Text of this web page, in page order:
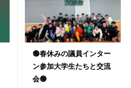
🟢春休みの議員インター
ン参加大学生たちと交流
会🟢